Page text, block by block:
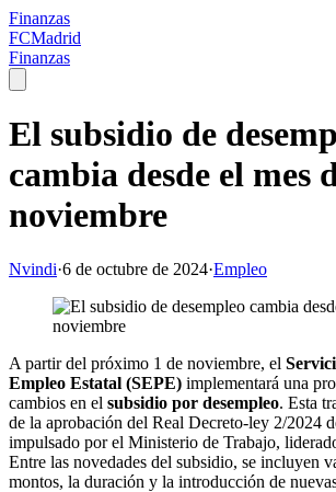
Finanzas
FCMadrid
Finanzas
El subsidio de
cambia desde el mes
noviembre
Nvindi·6 de octubre de 2024·Empleo
A partir del próximo 1 de noviembre, el
Empleo Estatal (SEPE) implementará una
cambios en el subsidio por desempleo. Esta
de la aprobación del Real Decreto-ley 2/2024
impulsado por el Ministerio de Trabajo,
Entre las novedades del subsidio, se incluyen
montos, la duración y la introducción de